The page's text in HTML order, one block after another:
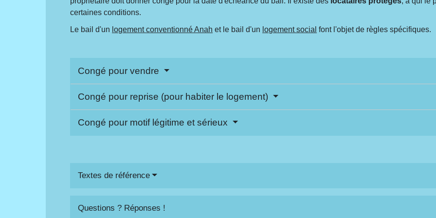
certaines conditions.
Le bail d'un logement conventionné Anah et le bail d'un logement social font l'objet de règles spécifiques.
Congé pour vendre
Congé pour reprise (pour habiter le logement)
Congé pour motif légitime et sérieux
Textes de référence
Questions ? Réponses !